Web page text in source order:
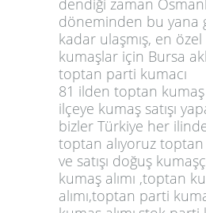
dendiği zaman
döneminden bu yana
kadar ulaşmış, en
kumaşlar için Bursa
toptan parti kumacı
81 ilden toptan kumaş
ilçeye kumaş satışı
bizler Türkiye her
toptan alıyoruz toptan
ve satışı doğuş
kumaş alımı ,toptan
alımı,toptan parti